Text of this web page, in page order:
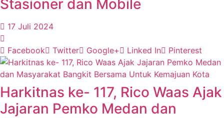
Stasioner dan Mobile
17 Juli 2024
Facebook Twitter Google+ Linked In Pinterest
Harkitnas ke- 117, Rico Waas Ajak
Jajaran Pemko Medan dan